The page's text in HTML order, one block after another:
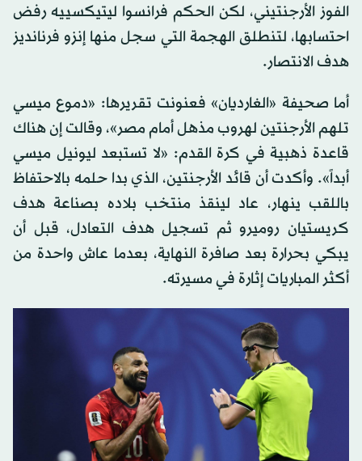
الفوز الأرجنتيني، لكن الحكم فرانسوا ليتيكسييه رفض
احتسابها، لتنطلق الهجمة التي سجل منها إنزو فرنانديز
هدف الانتصار.
أما صحيفة «الغارديان» فعنونت تقريرها: «دموع ميسي
تلهم الأرجنتين لهروب مذهل أمام مصر»، وقالت إن هناك
قاعدة ذهبية في كرة القدم: «لا تستبعد ليونيل ميسي
أبداً». وأكدت أن قائد الأرجنتين، الذي بدا حلمه بالاحتفاظ
باللقب ينهار، عاد لينقذ منتخب بلاده بصناعة هدف
كريستيان روميرو ثم تسجيل هدف التعادل، قبل أن
يبكي بحرارة بعد صافرة النهاية، بعدما عاش واحدة من
أكثر المباريات إثارة في مسيرته.